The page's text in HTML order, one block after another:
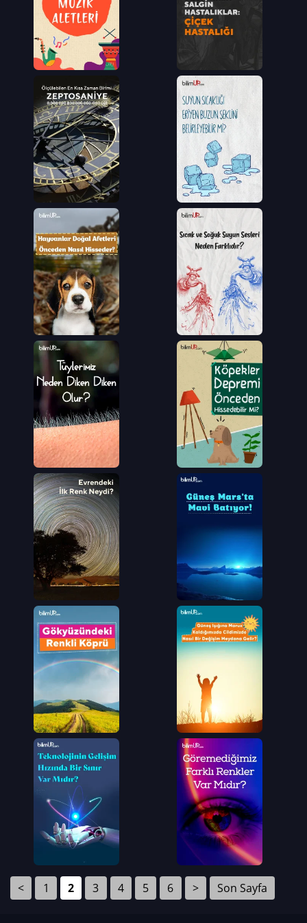
< 1 2 3 4 5 6 > Son Sayfa